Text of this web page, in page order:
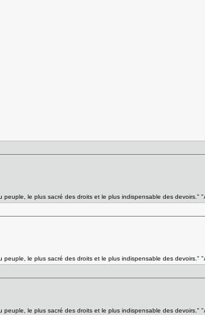
le plus sacré des droits et le plus indispensable des devoirs."
le plus sacré des droits et le plus indispensable des devoirs."
le plus sacré des droits et le plus indispensable des devoirs."